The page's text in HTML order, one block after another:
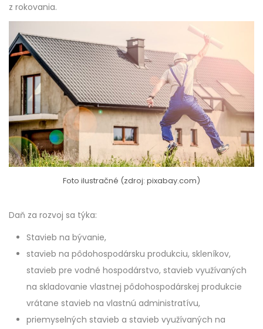
z rokovania.
Foto ilustračné (zdroj: pixabay.com)
Daň za rozvoj sa týka:
Stavieb na bývanie,
stavieb na pôdohospodársku produkciu, skleníkov,
stavieb pre vodné hospodárstvo, stavieb využívaných
na skladovanie vlastnej pôdohospodárskej produkcie
vrátane stavieb na vlastnú administratívu,
priemyselných stavieb a stavieb využívaných na